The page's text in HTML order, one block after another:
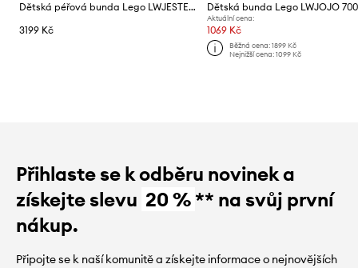
Dětská péřová bunda Lego LWJESTED 600
3199 Kč
Dětská bunda Lego LWJOJO 700
Aktuální cena:
1069 Kč
Běžná cena: 1899 Kč
Nejnižší cena: 1099 Kč
Přihlaste se k odběru novinek a
získejte slevu 20 %** na svůj první
nákup.
Připojte se k naší komunitě a získejte informace o nejnovějších